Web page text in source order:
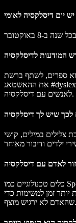
ספרים, לשתף ברשת
את ההאשטאג #dyslexiaawarenessmonth ולתרום לעמותות המסייעות
לאנשים עם דיסלקסיה.
צלילים במילים, קושי
כלים טכנולוגיים כמו Speechify עוזרים להתמודד עם קושי בקריאה
זמן למשימות כדי
שהאדם לא ירגיש מוצף.